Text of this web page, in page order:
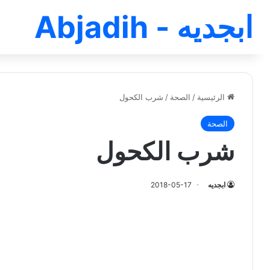
ابجديه - Abjadih
الرئيسية / الصحة / شرب الكحول
الصحة
شرب الكحول
ابجديه 2018-05-17